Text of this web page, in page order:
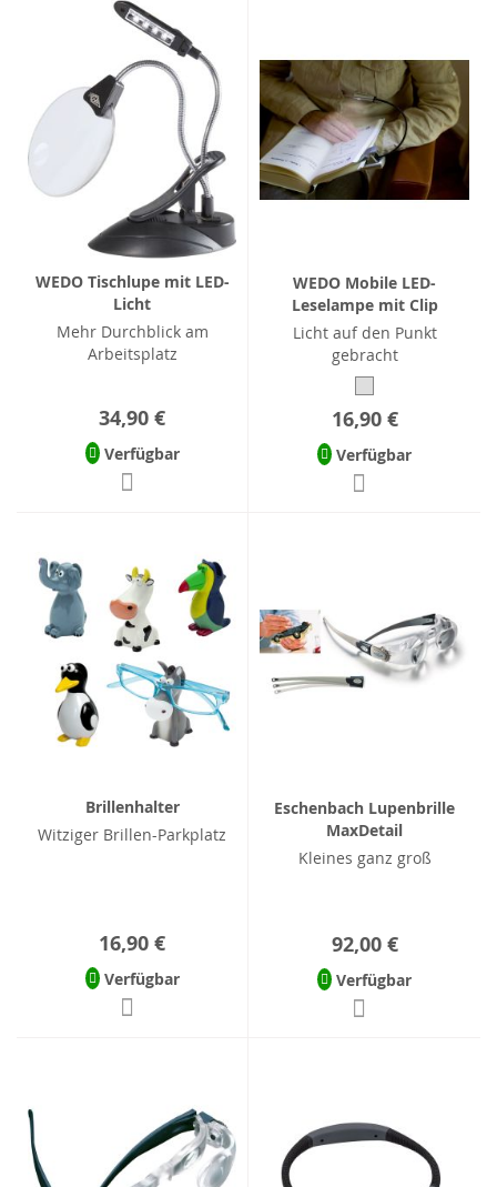
WEDO Tischlupe mit LED-
Licht
Mehr Durchblick am
Arbeitsplatz
34,90 €
Verfügbar
WEDO Mobile LED-
Leselampe mit Clip
Licht auf den Punkt
gebracht
16,90 €
Verfügbar
Brillenhalter
Witziger Brillen-Parkplatz
16,90 €
Verfügbar
Eschenbach Lupenbrille
MaxDetail
Kleines ganz groß
92,00 €
Verfügbar